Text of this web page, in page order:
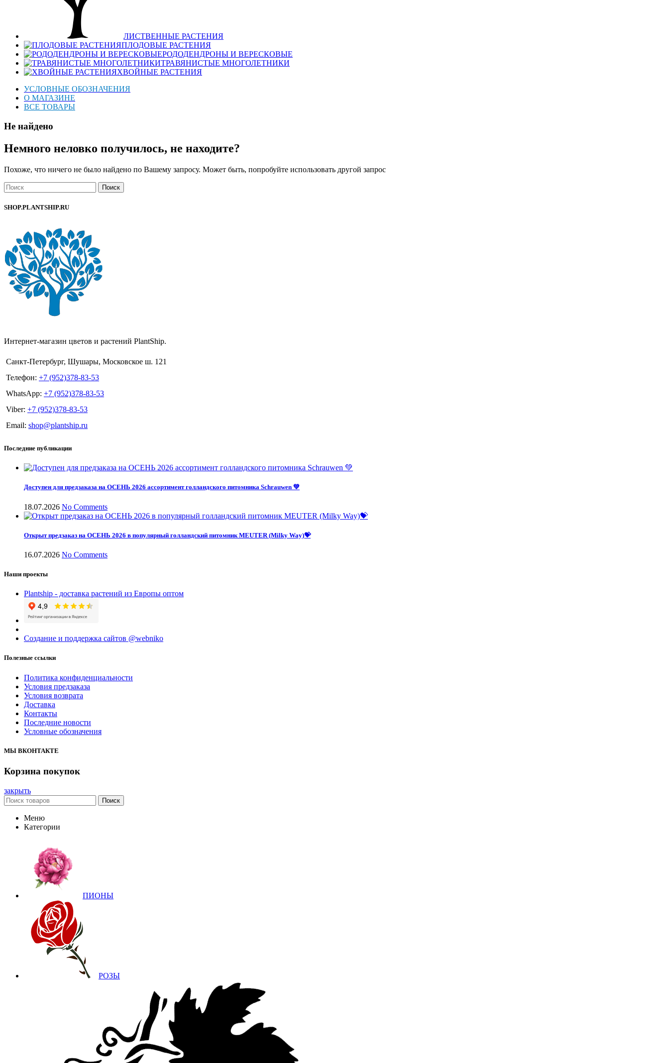
ЛИСТВЕННЫЕ РАСТЕНИЯ
ПЛОДОВЫЕ РАСТЕНИЯ
РОДОДЕНДРОНЫ И ВЕРЕСКОВЫЕ
ТРАВЯНИСТЫЕ МНОГОЛЕТНИКИ
ХВОЙНЫЕ РАСТЕНИЯ
УСЛОВНЫЕ ОБОЗНАЧЕНИЯ
О МАГАЗИНЕ
ВСЕ ТОВАРЫ
Не найдено
Немного неловко получилось, не находите?
Похоже, что ничего не было найдено по Вашему запросу. Может быть, попробуйте использовать другой запрос
Поиск
SHOP.PLANTSHIP.RU
Интернет-магазин цветов и растений PlantShip.
Санкт-Петербург, Шушары, Московское ш. 121
Телефон: +7 (952)378-83-53
WhatsApp: +7 (952)378-83-53
Viber: +7 (952)378-83-53
Email: shop@plantship.ru
Последние публикации
Доступен для предзаказа на ОСЕНЬ 2026 ассортимент голландского питомника Schrauwen 💚
18.07.2026 No Comments
Открыт предзаказ на ОСЕНЬ 2026 в популярный голландский питомник MEUTER (Milky Way)💝
16.07.2026 No Comments
Наши проекты
Plantship - доставка растений из Европы оптом
Создание и поддержка сайтов @webniko
Полезные ссылки
Политика конфиденциальности
Условия предзаказа
Условия возврата
Доставка
Контакты
Последние новости
Условные обозначения
МЫ ВКОНТАКТЕ
Корзина покупок
закрыть
Поиск
Меню
Категории
ПИОНЫ
РОЗЫ